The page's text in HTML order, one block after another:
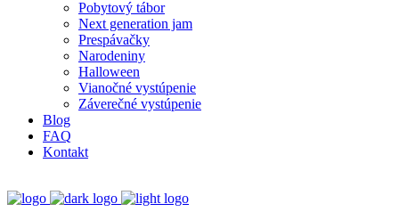
Pobytový tábor
Next generation jam
Prespávačky
Narodeniny
Halloween
Vianočné vystúpenie
Záverečné vystúpenie
Blog
FAQ
Kontakt